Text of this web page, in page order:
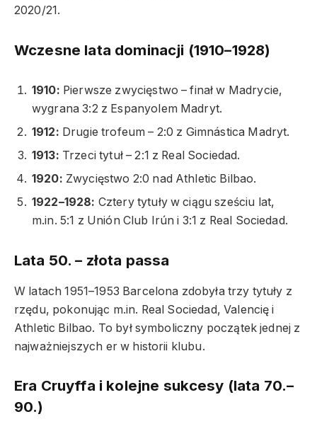
2020/21.
Wczesne lata dominacji (1910–1928)
1910: Pierwsze zwycięstwo – finał w Madrycie,
wygrana 3:2 z Espanyolem Madryt.
1912: Drugie trofeum – 2:0 z Gimnástica Madryt.
1913: Trzeci tytuł – 2:1 z Real Sociedad.
1920: Zwycięstwo 2:0 nad Athletic Bilbao.
1922–1928: Cztery tytuły w ciągu sześciu lat,
m.in. 5:1 z Unión Club Irún i 3:1 z Real Sociedad.
Lata 50. – złota passa
W latach 1951–1953 Barcelona zdobyła trzy tytuły z
rzędu, pokonując m.in. Real Sociedad, Valencię i
Athletic Bilbao. To był symboliczny początek jednej z
najważniejszych er w historii klubu.
Era Cruyffa i kolejne sukcesy (lata 70.–
90.)